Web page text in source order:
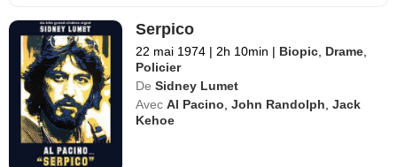
Serpico
22 mai 1974 | 2h 10min | Biopic Drame
Policier
De Sidney Lumet
Avec Al Pacino ,John Randolph ,Jack
Kehoe